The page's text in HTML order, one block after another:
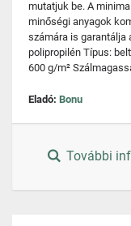
mutatjuk be. A
minőségi anyagok
számára is garantálja
polipropilén Típus:
600 g/m²
Eladó: Bonu
További